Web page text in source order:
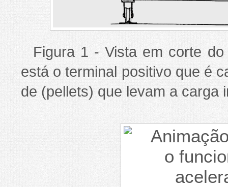
Figura 1 - Vista em corte
está o terminal positivo que é
de (pellets) que levam a carga